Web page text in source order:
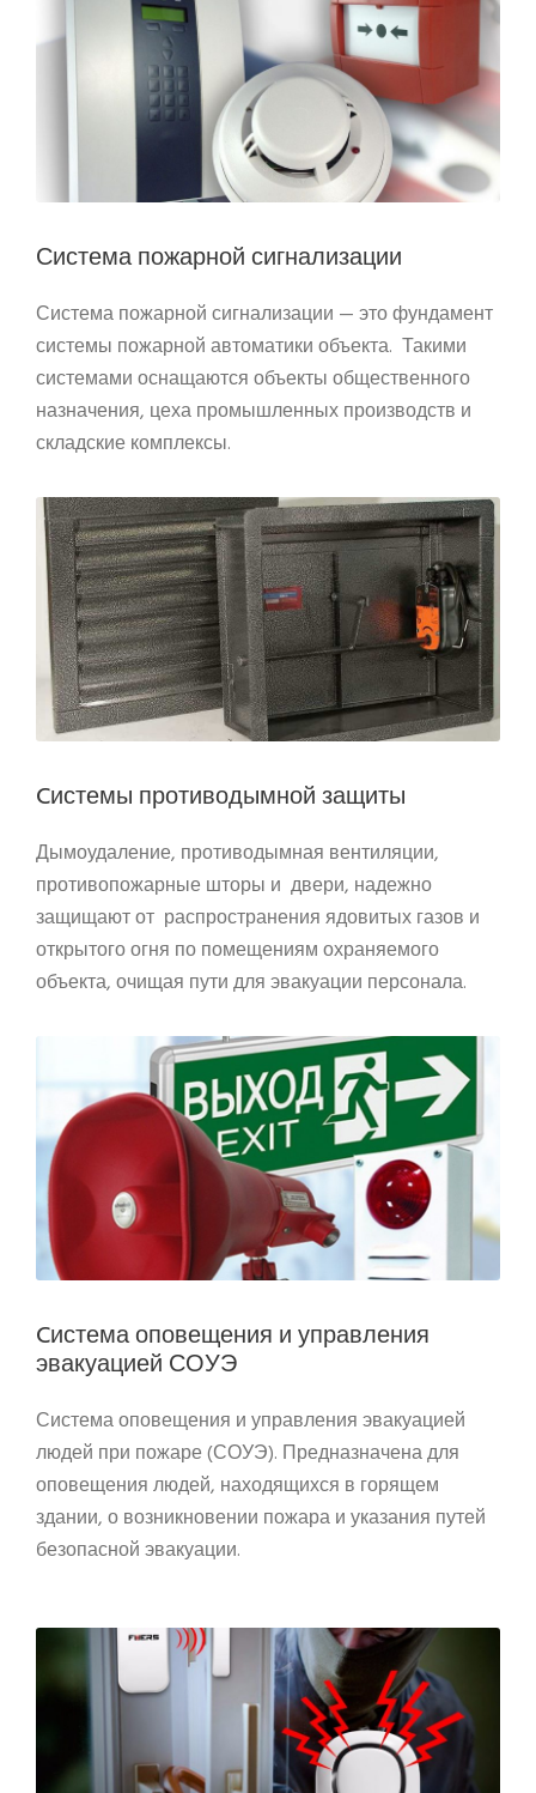
Система пожарной сигнализации
Система пожарной сигнализации — это фундамент
системы пожарной автоматики объекта. Такими
системами оснащаются объекты общественного
назначения, цеха промышленных производств и
складские комплексы.
Cистемы противодымной защиты
Дымоудаление, противодымная вентиляции,
противопожарные шторы и двери, надежно
защищают от распространения ядовитых газов и
открытого огня по помещениям охраняемого
объекта, очищая пути для эвакуации персонала.
Cистема оповещения и управления
эвакуацией СОУЭ
Система оповещения и управления эвакуацией
людей при пожаре (СОУЭ). Предназначена для
оповещения людей, находящихся в горящем
здании, о возникновении пожара и указания путей
безопасной эвакуации.